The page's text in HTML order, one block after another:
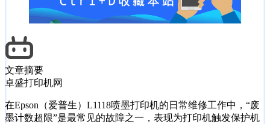
文章摘要
卓盛打印机网
在Epson（爱普生）L1118喷墨打印机的日常维修工作中，“废
墨计数超限”是最常见的故障之一，表现为打印机触发保护机